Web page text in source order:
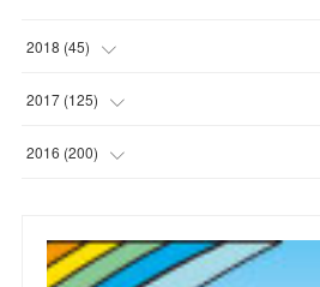
2018 (45)
(1)
(1)
(7)
2017 (125)
(6)
(9)
2016 (200)
(17)